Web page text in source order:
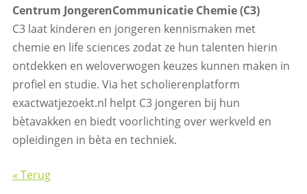
Centrum JongerenCommunicatie Chemie (C3)
C3 laat kinderen en jongeren kennismaken met
chemie en life sciences zodat ze hun talenten hierin
ontdekken en weloverwogen keuzes kunnen maken in
profiel en studie. Via het scholierenplatform
exactwatjezoekt.nl helpt C3 jongeren bij hun
bètavakken en biedt voorlichting over werkveld en
opleidingen in bèta en techniek.
« Terug